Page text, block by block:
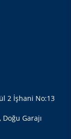
2 İşhani No:13
Doğu Garajı